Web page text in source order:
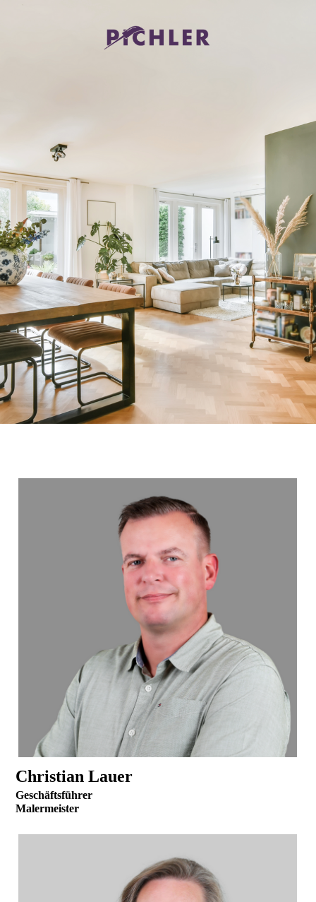
Christian Lauer
Geschäftsführer
Malermeister